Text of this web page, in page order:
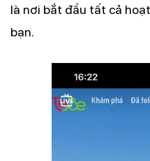
là nơi bắt đầu tất cả
bạn.